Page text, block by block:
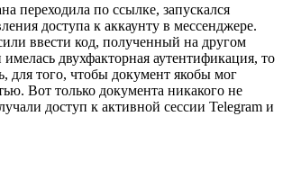
переходила по ссылке, запускался
доступа к аккаунту в мессенджере.
ввести код, полученный на другом
имелась двухфакторная аутентификация, то
для того, чтобы документ якобы мог
Вот только документа никакого не
доступ к активной сессии Telegram и